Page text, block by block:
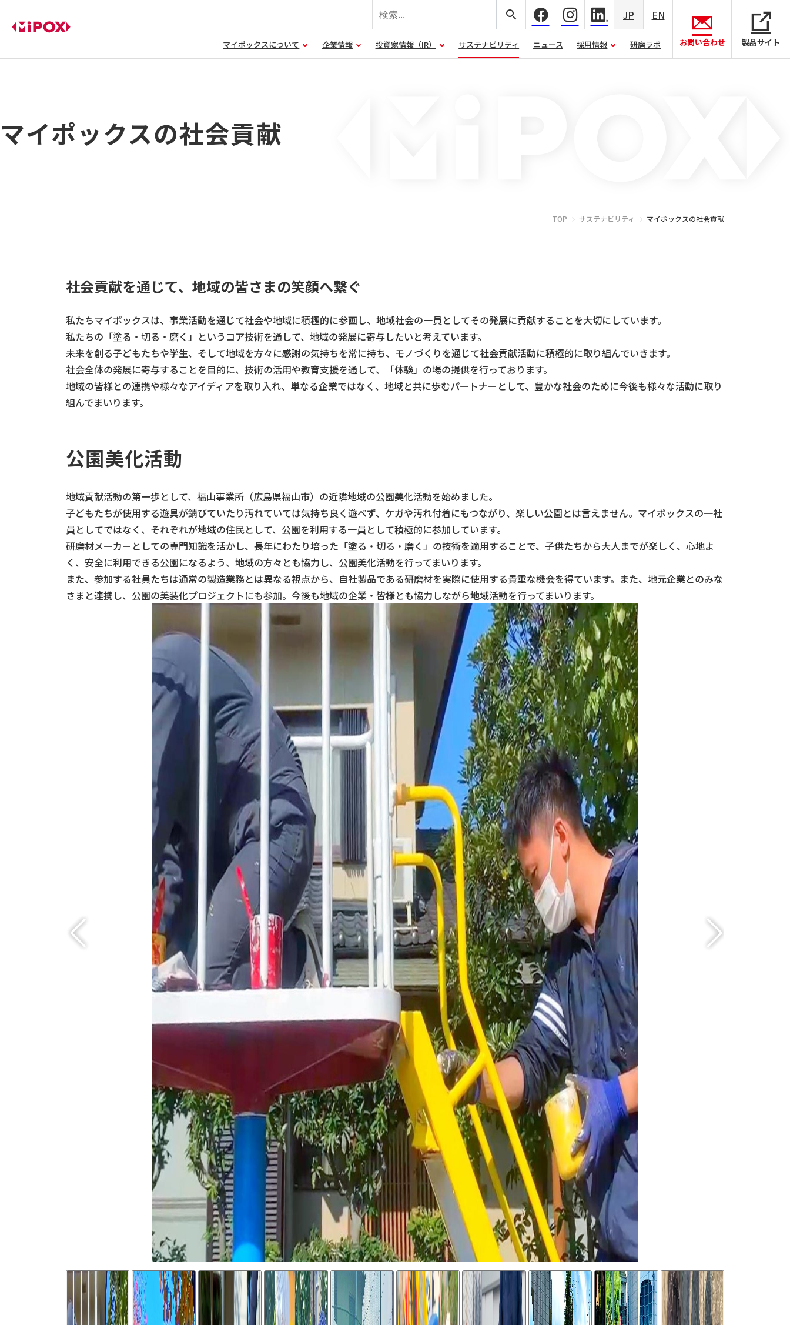
お問い合わせ 製品サイト
マイポックスについて 企業情報 投資家情報（IR） サステナビリティ ニュース 採用情報 研磨ラボ
JP EN
マイポックスの社会貢献
TOP サステナビリティ マイポックスの社会貢献
社会貢献を通じて、地域の皆さまの笑顔へ繋ぐ
私たちマイポックスは、事業活動を通じて社会や地域に積極的に参画し、地域社会の一員としてその発展に貢献することを大切にしています。
私たちの「塗る・切る・磨く」というコア技術を通して、地域の発展に寄与したいと考えています。
未来を創る子どもたちや学生、そして地域を方々に感謝の気持ちを常に持ち、モノづくりを通じて社会貢献活動に積極的に取り組んでいきます。
社会全体の発展に寄与することを目的に、技術の活用や教育支援を通して、「体験」の場の提供を行っております。
地域の皆様との連携や様々なアイディアを取り入れ、単なる企業ではなく、地域と共に歩むパートナーとして、豊かな社会のために今後も様々な活動に取り
組んでまいります。
公園美化活動
地域貢献活動の第一歩として、福山事業所（広島県福山市）の近隣地域の公園美化活動を始めました。
子どもたちが使用する遊具が錆びていたり汚れていては気持ち良く遊べず、ケガや汚れ付着にもつながり、楽しい公園とは言えません。マイポックスの一社
員としてではなく、それぞれが地域の住民として、公園を利用する一員として積極的に参加しています。
研磨材メーカーとしての専門知識を活かし、長年にわたり培った「塗る・切る・磨く」の技術を適用することで、子供たちから大人までが楽しく、心地よ
く、安全に利用できる公園になるよう、地域の方々とも協力し、公園美化活動を行ってまいります。
また、参加する社員たちは通常の製造業務とは異なる視点から、自社製品である研磨材を実際に使用する貴重な機会を得ています。また、地元企業とのみな
さまと連携し、公園の美装化プロジェクトにも参加。今後も地域の企業・皆様とも協力しながら地域活動を行ってまいります。